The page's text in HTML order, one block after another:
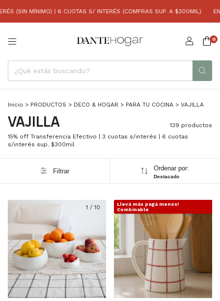
S/ INTERÉS (COMPRAS SUP. A $300MIL) ENVIO GRATIS X MOTO
0
Inicio > PRODUCTOS > DECO & HOGAR > PARA TU COCINA > VAJILLA
VAJILLA
139 productos
15% off Transferencia Efectivo | 3 cuotas s/interés | 6 cuotas
s/interés sup. $300mil
Filtrar Ordenar por:
Destacado
1 /10
Llevá más pagá menos!
Combinable